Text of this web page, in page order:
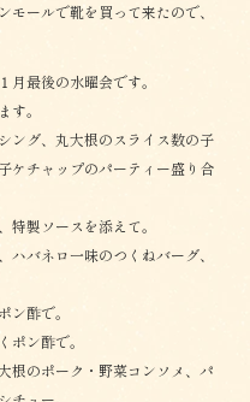
ールで靴を買って来たので、
最後の水曜会です。
。
ング、丸大根のスライス数の子
ケチャップのパーティー盛り合
特製ソースを添えて。
ハバネロ一味のつくねバーグ、
ン酢で。
ポン酢で。
根のポーク・野菜コンソメ、パ